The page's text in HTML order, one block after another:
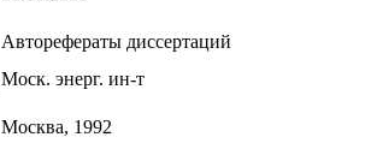
Авторефераты диссертаций
Моск. энерг. ин-т
Москва, 1992